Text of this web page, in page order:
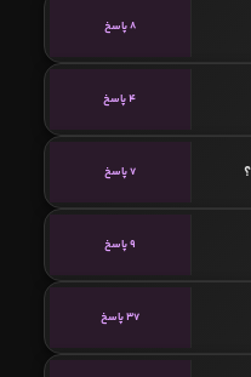
8 پاسخ
4 پاسخ
7 پاسخ
9 پاسخ
37 پاسخ